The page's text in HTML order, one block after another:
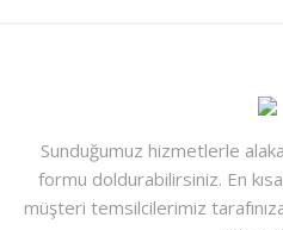
Sunduğumuz hizmetlerle
formu doldurabilirsiniz. En
müşteri temsilcilerimiz